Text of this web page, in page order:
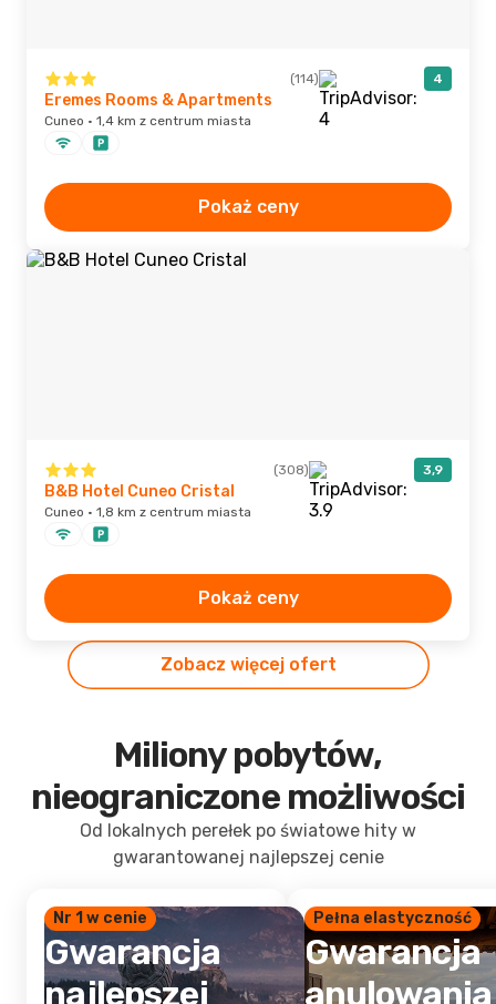
(114) 4
Eremes Rooms & Apartments
Cuneo · 1,4 km z centrum miasta
Pokaż ceny
(308) 3,9
B&B Hotel Cuneo Cristal
Cuneo · 1,8 km z centrum miasta
Pokaż ceny
Zobacz więcej ofert
Miliony pobytów,
nieograniczone możliwości
Od lokalnych perełek po światowe hity w
gwarantowanej najlepszej cenie
Nr 1 w cenie
Gwarancja
najlepszej
Pełna elastyczność
Gwarancja
anulowania